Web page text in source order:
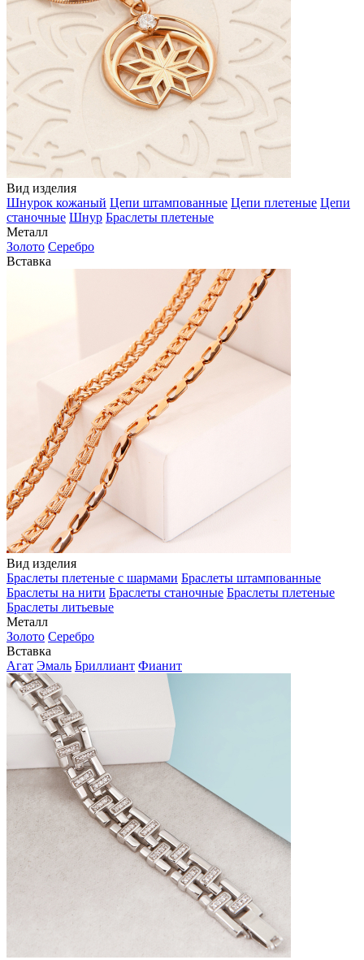
Вид изделия
Шнурок кожаный Цепи штампованные Цепи плетеные Цепи
станочные Шнур Браслеты плетеные
Металл
Золото Серебро
Вставка
Вид изделия
Браслеты плетеные с шармами Браслеты штампованные
Браслеты на нити Браслеты станочные Браслеты плетеные
Браслеты литьевые
Металл
Золото Серебро
Вставка
Агат Эмаль Бриллиант Фианит